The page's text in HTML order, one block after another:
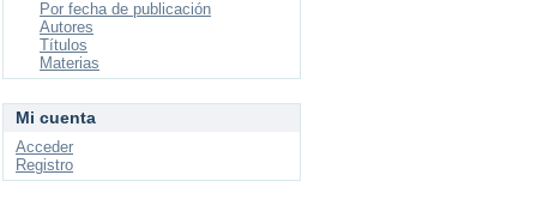
Por fecha de publicación
Autores
Títulos
Materias
Mi cuenta
Acceder
Registro